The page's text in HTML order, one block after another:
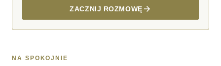
ZACZNIJ ROZMOWĘ
NA SPOKOJNIE